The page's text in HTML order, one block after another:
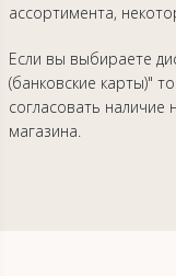
ассортимента,
Если вы выбираете
(банковские карты)"
согласовать
магазина.